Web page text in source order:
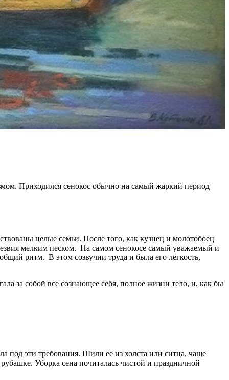
Приходился сенокос обычно на самый жаркий период
целые семьи. После того, как кузнец и молотобоец
мелким песком. На самом сенокосе самый уважаемый и
ритм. В этом созвучии труда и была его легкость,
за собой все сознающее себя, полное жизни тело, и, как бы
под эти требования. Шили ее из холста или ситца, чаще
Уборка сена почиталась чистой и праздничной